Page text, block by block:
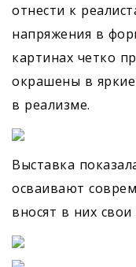
отнести к
напряжения в
картинах четко
окрашены в
в реализме.
Выставка
осваивают
вносят в них